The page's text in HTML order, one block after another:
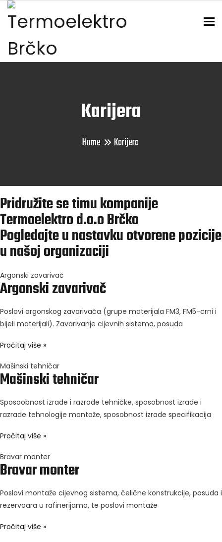
Karijera
Home Karijera
Pridružite se timu kompanije
Termoelektro d.o.o Brčko
Pogledajte u nastavku otvorene pozicije
u našoj organizaciji
Argonski zavarivač
Argonski zavarivač
Poslovi argonskog zavarivača (grupe materijala FM3, FM5-crni i
bijeli materijali). Zavarivanje cijevnih sistema, posuda
Pročitaj više »
Mašinski tehničar
Mašinski tehničar
Sposoobnost izrade i razrade tehničke, sposobnost izrade i
razrade tehnologije montaže, sposobnost izrade specifikacija
Pročitaj više »
Bravar monter
Bravar monter
Poslovi montaže cijevnog sistema, čelične konstrukcije, posuda i
rezervoara u rafinerijama, te poslovi montaže
Pročitaj više »